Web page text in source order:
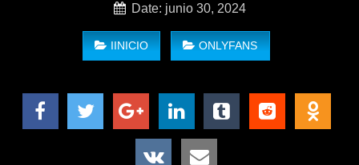
Date: junio 30, 2024
IINICIO ONLYFANS